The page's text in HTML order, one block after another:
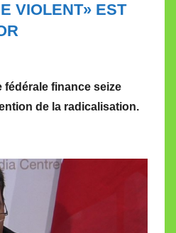
VIOLENT» EST
fédérale finance seize
de la radicalisation.